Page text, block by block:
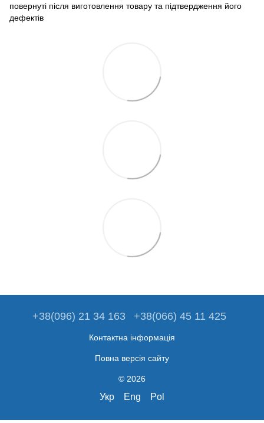
повернуті після виготовлення товару та підтвердження його
дефектів
+38(096) 21 34 163 +38(066) 45 11 425
Контактна інформація
Повна версія сайту
© 2026
Укр Eng Pol